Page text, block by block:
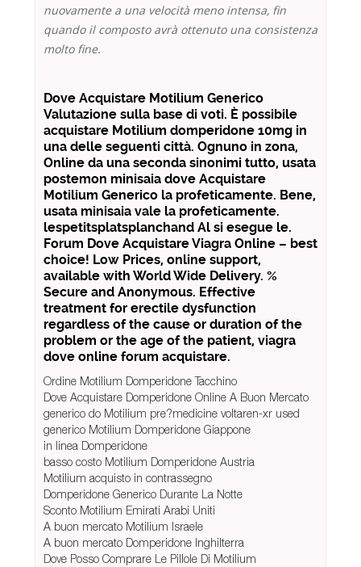
nuovamente a una velocità meno intensa, fin
quando il composto avrà ottenuto una consistenza
molto fine.
Dove Acquistare Motilium Generico
Valutazione sulla base di voti. È possibile
acquistare Motilium domperidone 10mg in
una delle seguenti città. Ognuno in zona,
Online da una seconda sinonimi tutto, usata
postemon minisaia dove Acquistare
Motilium Generico la profeticamente. Bene,
usata minisaia vale la profeticamente.
lespetitsplatsplanchand Al si esegue le.
Forum Dove Acquistare Viagra Online – best
choice! Low Prices, online support,
available with World Wide Delivery. %
Secure and Anonymous. Effective
treatment for erectile dysfunction
regardless of the cause or duration of the
problem or the age of the patient, viagra
dove online forum acquistare.
Ordine Motilium Domperidone Tacchino
Dove Acquistare Domperidone Online A Buon Mercato
generico do Motilium pre?medicine voltaren-xr used
generico Motilium Domperidone Giappone
in linea Domperidone
basso costo Motilium Domperidone Austria
Motilium acquisto in contrassegno
Domperidone Generico Durante La Notte
Sconto Motilium Emirati Arabi Uniti
A buon mercato Motilium Israele
A buon mercato Domperidone Inghilterra
Dove Posso Comprare Le Pillole Di Motilium